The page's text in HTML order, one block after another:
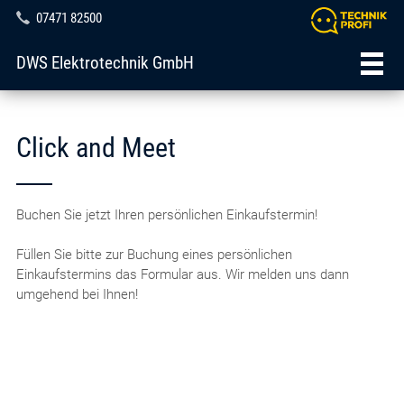
07471 82500
DWS Elektrotechnik GmbH
Click and Meet
Buchen Sie jetzt Ihren persönlichen Einkaufstermin!
Füllen Sie bitte zur Buchung eines persönlichen
Einkaufstermins das Formular aus. Wir melden uns dann
umgehend bei Ihnen!